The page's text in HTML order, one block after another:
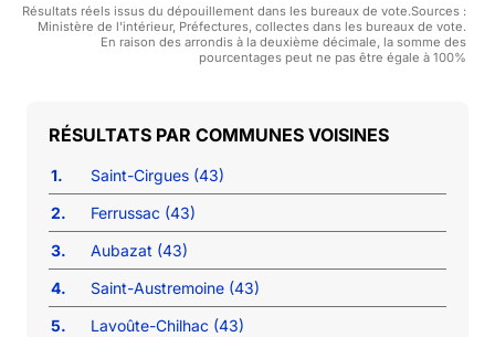
Résultats réels issus du dépouillement dans les bureaux de vote.Sources :
Ministère de l'intérieur, Préfectures, collectes dans les bureaux de vote.
En raison des arrondis à la deuxième décimale, la somme des
pourcentages peut ne pas être égale à 100%
COMMUNES VOISINES
1.
Saint-Cirgues (43)
2.
Ferrussac (43)
3.
Aubazat (43)
4.
Saint-Austremoine (43)
5.
Lavoûte-Chilhac (43)